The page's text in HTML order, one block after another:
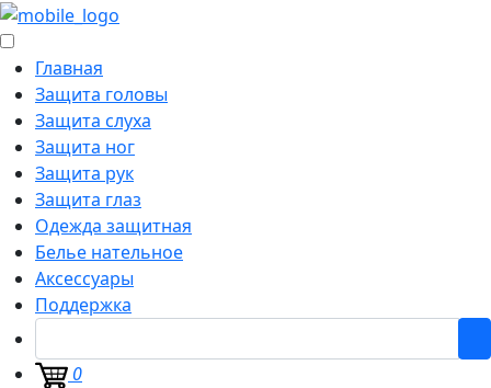
Главная
Защита головы
Защита слуха
Защита ног
Защита рук
Защита глаз
Одежда защитная
Белье нательное
Аксессуары
Поддержка
0